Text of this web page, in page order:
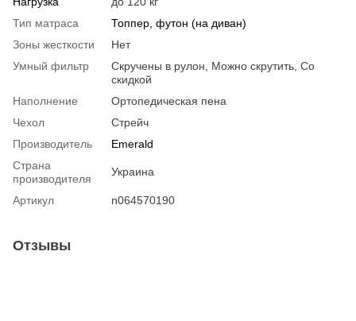
Тип матраса
Топпер, футон (на диван)
Зоны жесткости
Нет
Умный фильтр
Скручены в рулон, Можно скрутить, Со
скидкой
Наполнение
Ортопедическая пена
Чехол
Стрейч
Производитель
Emerald
Страна
производителя
Украина
Артикул n064570190
Отзывы